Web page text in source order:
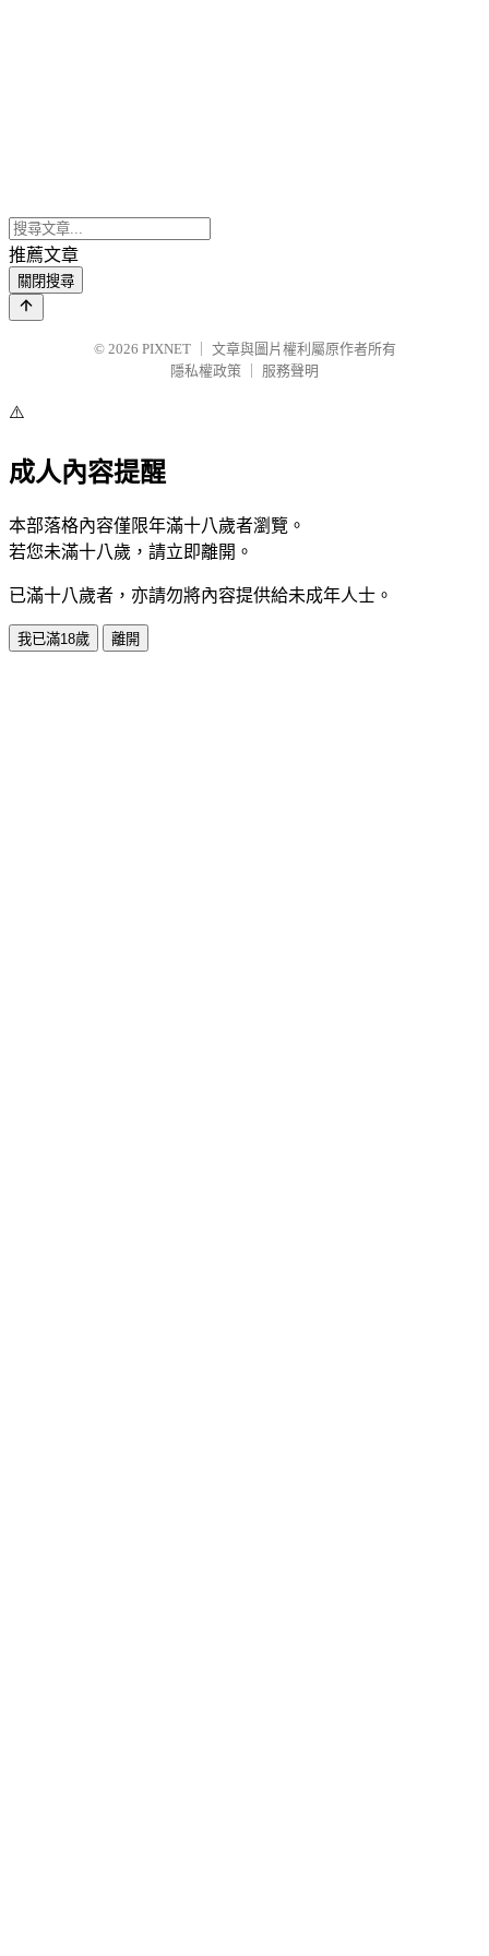
推薦文章
關閉搜尋
© 2026 PIXNET
文章與圖片權利屬原作者所有
隱私權政策
服務聲明
⚠️
成人內容提醒
本部落格內容僅限年滿十八歲者瀏覽。
若您未滿十八歲，請立即離開。
已滿十八歲者，亦請勿將內容提供給未成年人士。
我已滿18歲 離開